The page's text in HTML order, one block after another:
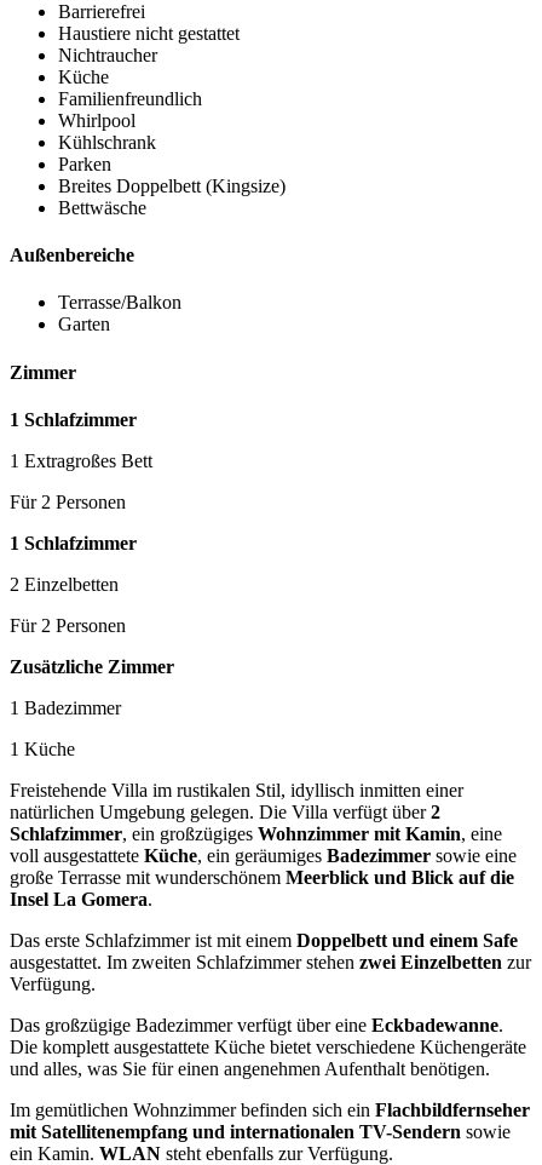
Barrierefrei
Haustiere nicht gestattet
Nichtraucher
Küche
Familienfreundlich
Whirlpool
Kühlschrank
Parken
Breites Doppelbett (Kingsize)
Bettwäsche
Außenbereiche
Terrasse/Balkon
Garten
Zimmer
1 Schlafzimmer
1 Extragroßes Bett
Für 2 Personen
1 Schlafzimmer
2 Einzelbetten
Für 2 Personen
Zusätzliche Zimmer
1 Badezimmer
1 Küche
Freistehende Villa im rustikalen Stil, idyllisch inmitten einer
natürlichen Umgebung gelegen. Die Villa verfügt über2
Schlafzimmer, ein großzügiges Wohnzimmer mit Kamin, eine
voll ausgestattete Küche, ein geräumiges Badezimmer sowie eine
große Terrasse mit wunderschönem Meerblick und Blick auf die
Insel La Gomera.
Das erste Schlafzimmer ist mit einem Doppelbett und einem Safe
ausgestattet. Im zweiten Schlafzimmer stehen zwei Einzelbetten zur
Verfügung.
Das großzügige Badezimmer verfügt über eine Eckbadewanne.
Die komplett ausgestattete Küche bietet verschiedene Küchengeräte
und alles, was Sie für einen angenehmen Aufenthalt benötigen.
Im gemütlichen Wohnzimmer befinden sich ein Flachbildfernseher
mit Satellitenempfang und internationalen TV-Sendern sowie
ein Kamin. WLAN steht ebenfalls zur Verfügung.